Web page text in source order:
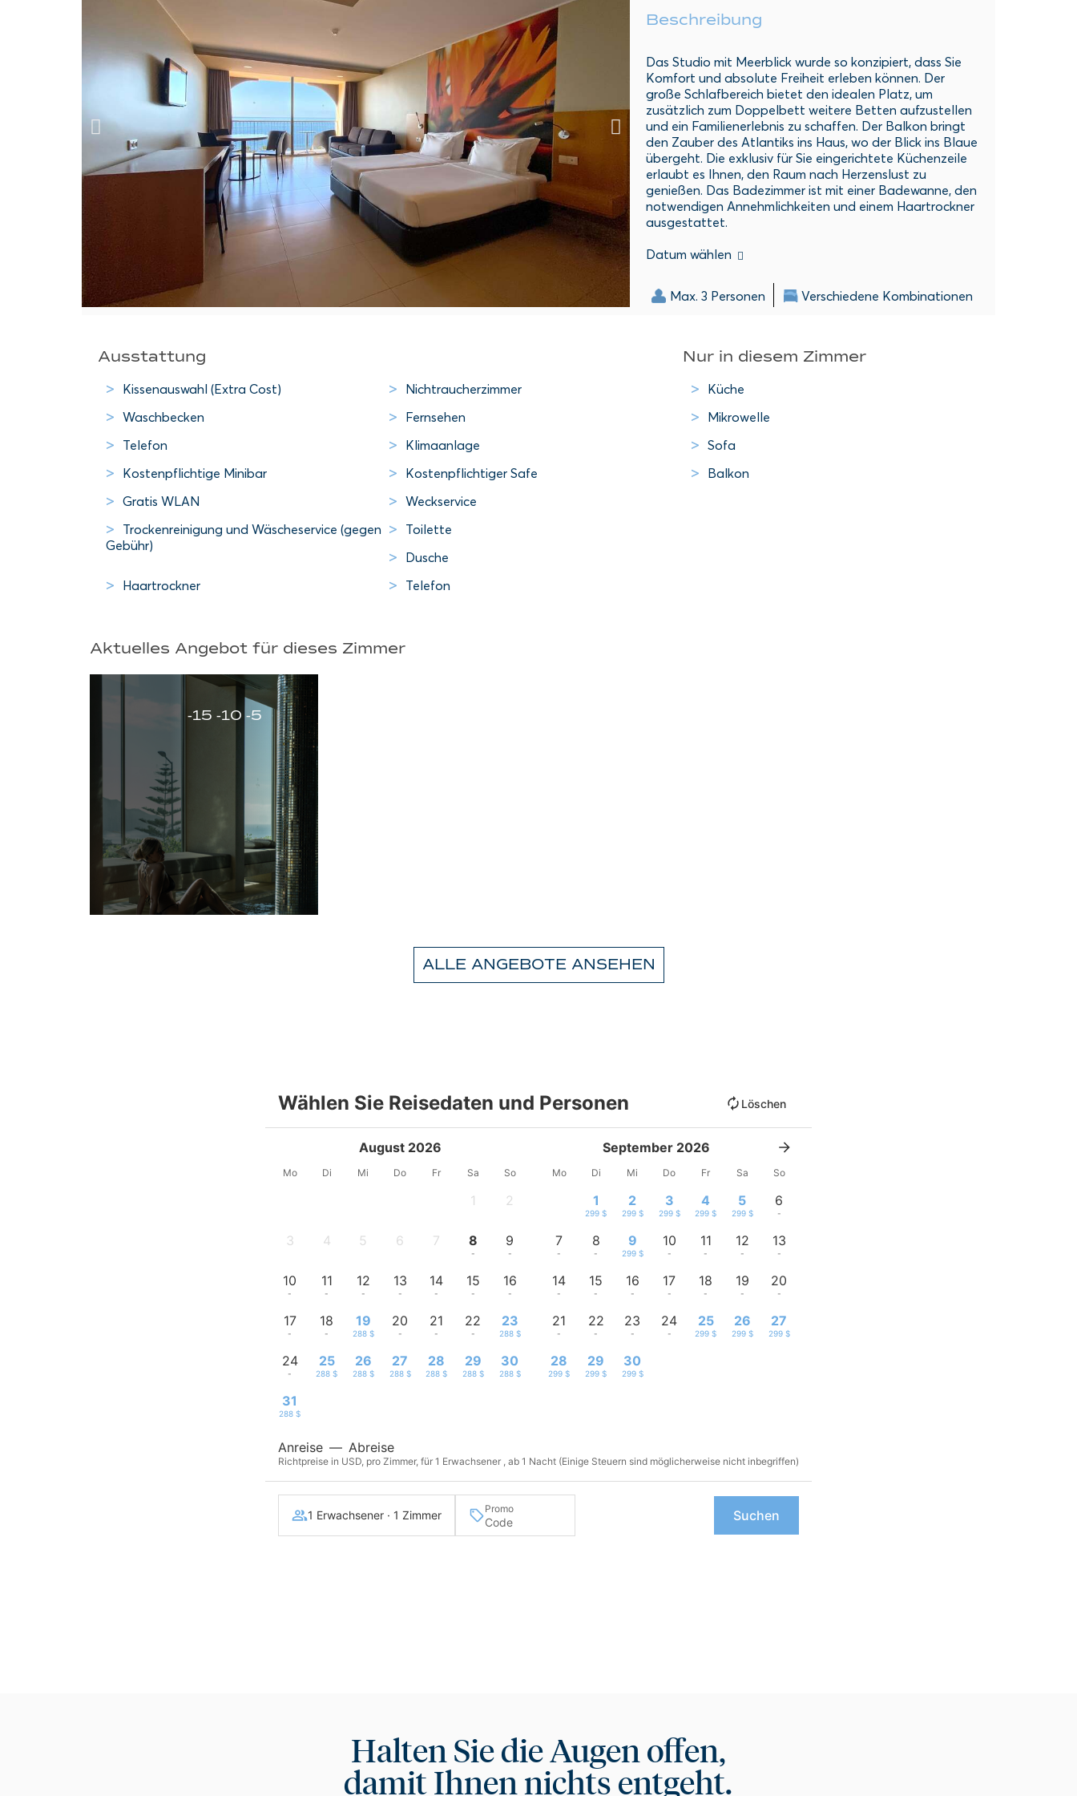
Max. 3 Personen Verschiedene Kombinationen
Beschreibung
Das Studio mit Meerblick wurde so konzipiert, dass Sie
Komfort und absolute Freiheit erleben können. Der
große Schlafbereich bietet den idealen Platz, um
zusätzlich zum Doppelbett weitere Betten aufzustellen
und ein Familienerlebnis zu schaffen. Der Balkon bringt
den Zauber des Atlantiks ins Haus, wo der Blick ins Blaue
übergeht. Die exklusiv für Sie eingerichtete Küchenzeile
erlaubt es Ihnen, den Raum nach Herzenslust zu
genießen. Das Badezimmer ist mit einer Badewanne, den
notwendigen Annehmlichkeiten und einem Haartrockner
ausgestattet.
Datum wählen
Ausstattung
Kissenauswahl (Extra Cost)
Nichtraucherzimmer
Waschbecken
Fernsehen
Telefon
Klimaanlage
Kostenpflichtige Minibar
Kostenpflichtiger Safe
Gratis WLAN
Weckservice
Trockenreinigung und Wäscheservice (gegen
Gebühr)
Toilette
Dusche
Haartrockner
Telefon
Nur in diesem Zimmer
Küche
Mikrowelle
Sofa
Balkon
Aktuelles Angebot für dieses Zimmer
-15 -10 -5
ALLE ANGEBOTE ANSEHEN
Wählen Sie Reisedaten und Personen Löschen
August 2026
Mo Di Mi Do Fr Sa So
1 2
3 4 5 6 7 8
-
9
-
10
-
11
-
12
-
13
-
14
-
15
-
16
-
17
-
18
-
19
288 $
20
-
21
-
22
-
23
288 $
24
-
25
288 $
26
288 $
27
288 $
28
288 $
29
288 $
30
288 $
31
288 $
September 2026
Mo Di Mi Do Fr Sa So
1
299 $
2
299 $
3
299 $
4
299 $
5
299 $
6
-
7
-
8
-
9
299 $
10
-
11
-
12
-
13
-
14
-
15
-
16
-
17
-
18
-
19
-
20
-
21
-
22
-
23
-
24
-
25
299 $
26
299 $
27
299 $
28
299 $
29
299 $
30
299 $
Anreise — Abreise
Richtpreise in USD, pro Zimmer, für 1 Erwachsener , ab 1 Nacht (Einige Steuern sind möglicherweise nicht inbegriffen)
1 Erwachsener · 1 Zimmer Promo Suchen
Halten Sie die Augen offen,
damit Ihnen nichts entgeht.